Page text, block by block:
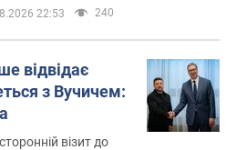
22:53 240
відвідає
з Вучичем:
візит до